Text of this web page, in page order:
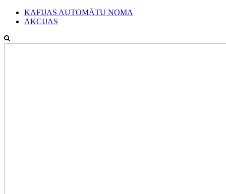
KAFIJAS AUTOMĀTU NOMA
AKCIJAS